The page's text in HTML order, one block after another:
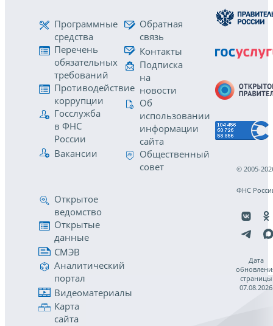
Программные
средства
Перечень
обязательных
требований
Противодействие
коррупции
Госслужба
в ФНС
России
Вакансии
Обратная
связь
Контакты
Подписка
на
новости
Об
использовании
информации
сайта
Общественный
совет
Открытое
ведомство
Открытые
данные
СМЭВ
Аналитический
портал
Видеоматериалы
Карта
сайта
© 2005-
ФНС
Дата
страницы
07.08.2026